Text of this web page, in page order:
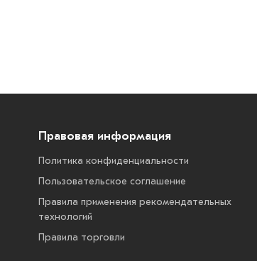
Правовая информация
Политика конфиденциальности
Пользовательское соглашение
Правила применения рекомендательных
технологий
Правила торговли